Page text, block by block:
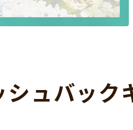
ュバック